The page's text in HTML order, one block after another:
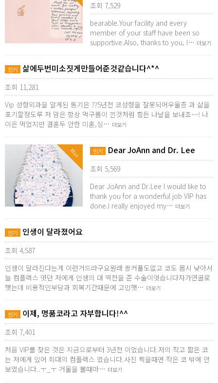
조회 7,529
bearable.Your facility and every
member of your staff have been so
supportive.Also, thanks to you, I… 더보기
인기 삶에두번미소짓게만들어준것같습니다^*^
조회 11,281
Vip 성형외과을 알게된 동기은 ??5년전 코성형을 잘못되어우울증 과 삶을
포기할정도루 저 맘은 항상 먹구름이 낀것처럼 힘든 나날을 보내죠~~! 나
이은 먹었지만 결혼두 안한 미혼,싱… 더보기
Hot 인기 Dear JoAnn and Dr. Lee
조회 5,569
Dear JoAnn and Dr.Lee I would like to
thank you for a wonderful job VIP has
done.I really enjoyed my… 더보기
인기 인생이 달라졌어요
조회 4,587
인생이 달라진다는게 이런거드라구요원래 쌍커풀도없고 코도 몹시 낮아서
늘 컴플렉스 엿던 저에게 인생의 대 역전을 준 수술이엇습니다자가연골로
햇는데 비용적인부담과 회복기간때문에 고민햇… 더보기
인기 이제, 명품코라고 자부합니다!^^
조회 7,401
처음 VIP를 찾은 것은 지금으로부터 3년전 이었습니다.저의 작고 짧은 코
는 저에게 있어 최대의 컴플렉스 였습니다.사진 찍을때면 작은 코 밖에 안
보였습니다..ㅜ_ㅜ 거울을 볼때마… 더보기